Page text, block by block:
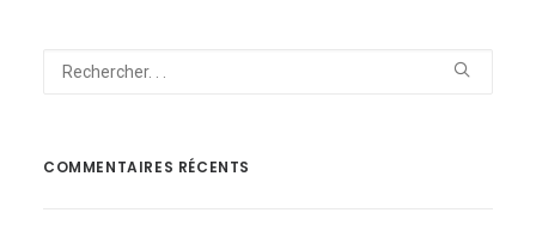
COMMENTAIRES RÉCENTS